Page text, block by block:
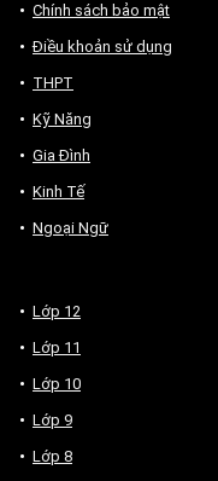
Chính sách bảo mật
Điều khoản sử dụng
THPT
Kỹ Năng
Gia Đình
Kinh Tế
Ngoại Ngữ
Lớp 12
Lớp 11
Lớp 10
Lớp 9
Lớp 8